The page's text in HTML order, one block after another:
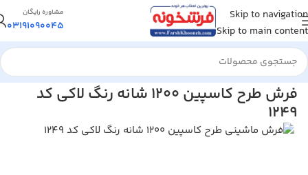
Skip to navigation
Skip to main content
مشاوره رایگان
03191090045
خانه/فرش ماشینی/فرش 1200 شانه
فرش طرح کاسپین 1200 شانه رنگ لاکی کد
1249